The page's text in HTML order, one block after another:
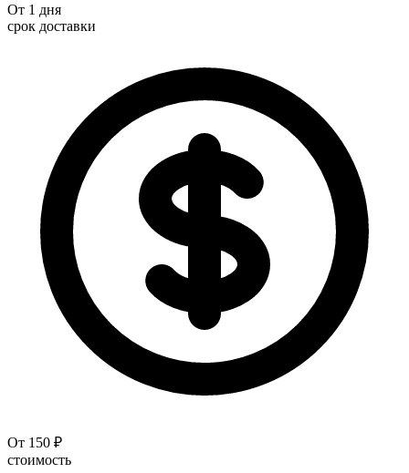
От 1 дня
срок доставки
От 150 ₽
стоимость